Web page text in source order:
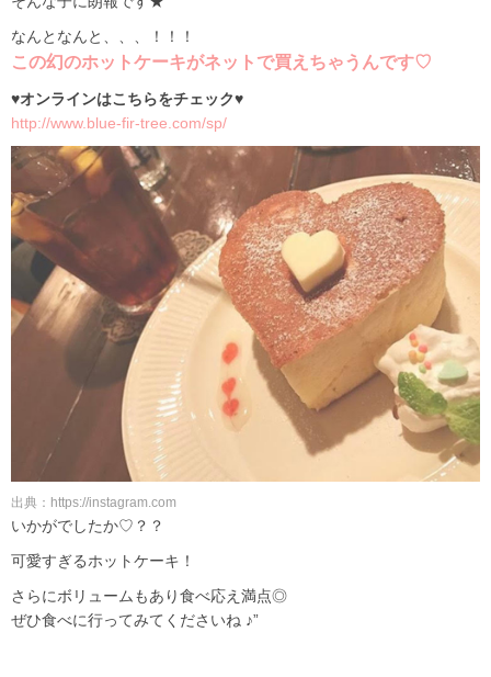
なんとなんと、、、！！！
この幻のホットケーキがネットで買えちゃうんです♡
♥オンラインはこちらをチェック♥
http://www.blue-fir-tree.com/sp/
出典：https://instagram.com
いかがでしたか♡？？
可愛すぎるホットケーキ！
さらにボリュームもあり食べ応え満点◎
ぜひ食べに行ってみてくださいね ♪”